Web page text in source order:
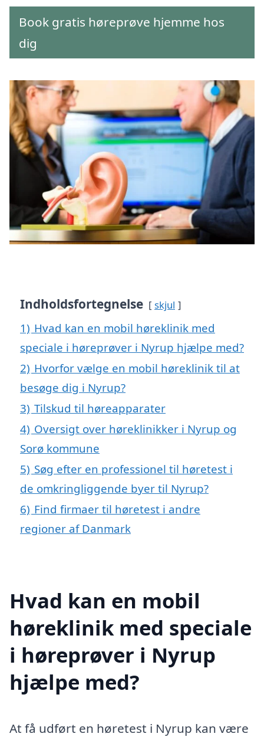
Book gratis høreprøve hjemme hos
dig
Indholdsfortegnelse skjul
1) Hvad kan en mobil høreklinik med
speciale i høreprøver i Nyrup hjælpe med?
2) Hvorfor vælge en mobil høreklinik til at
besøge dig i Nyrup?
3) Tilskud til høreapparater
4) Oversigt over høreklinikker i Nyrup og
Sorø kommune
5) Søg efter en professionel til høretest i
de omkringliggende byer til Nyrup?
6) Find firmaer til høretest i andre
regioner af Danmark
Hvad kan en mobil
høreklinik med speciale
i høreprøver i Nyrup
hjælpe med?
At få udført en høretest i Nyrup kan være